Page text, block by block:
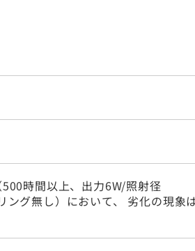
時間以上、出力6W/照射径
グ無し）において、 劣化の現象